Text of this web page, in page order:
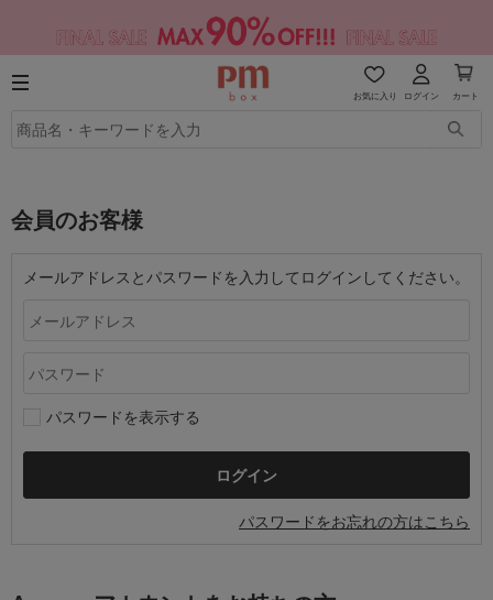
お気に入り ログイン カート
会員のお客様
メールアドレスとパスワードを入力してログインしてください。
パスワードを表示する
パスワードをお忘れの方はこちら